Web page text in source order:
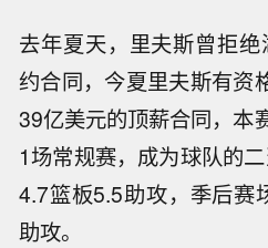
去年夏天，里夫斯曾拒
约合同，今夏里夫斯有资
39亿美元的顶薪合同，本
1场常规赛，成为球队的
4.7篮板5.5助攻，季后赛
助攻。